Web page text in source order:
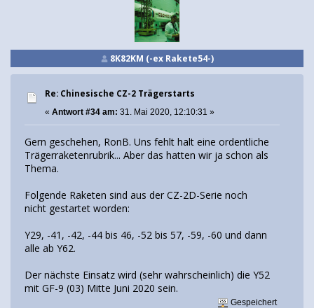
8K82KM (-ex Rakete54-)
Re: Chinesische CZ-2 Trägerstarts
« Antwort #34 am: 31. Mai 2020, 12:10:31 »
Gern geschehen, RonB. Uns fehlt halt eine ordentliche
Trägerraketenrubrik... Aber das hatten wir ja schon als
Thema.
Folgende Raketen sind aus der CZ-2D-Serie noch
nicht gestartet worden:
Y29, -41, -42, -44 bis 46, -52 bis 57, -59, -60 und dann
alle ab Y62.
Der nächste Einsatz wird (sehr wahrscheinlich) die Y52
mit GF-9 (03) Mitte Juni 2020 sein.
Gespeichert